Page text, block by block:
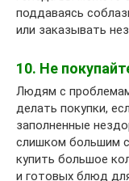
поддаваясь
или заказывать
10. Не
Людям с
делать покупки,
заполненные
слишком большим
купить большое
и готовых блюд